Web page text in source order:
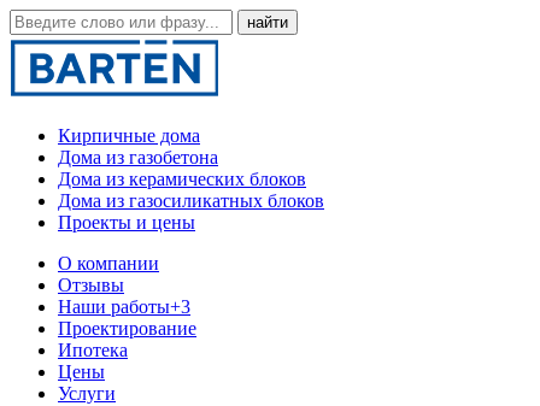
Кирпичные дома
Дома из газобетона
Дома из керамических блоков
Дома из газосиликатных блоков
Проекты и цены
О компании
Отзывы
Наши работы+3
Проектирование
Ипотека
Цены
Услуги